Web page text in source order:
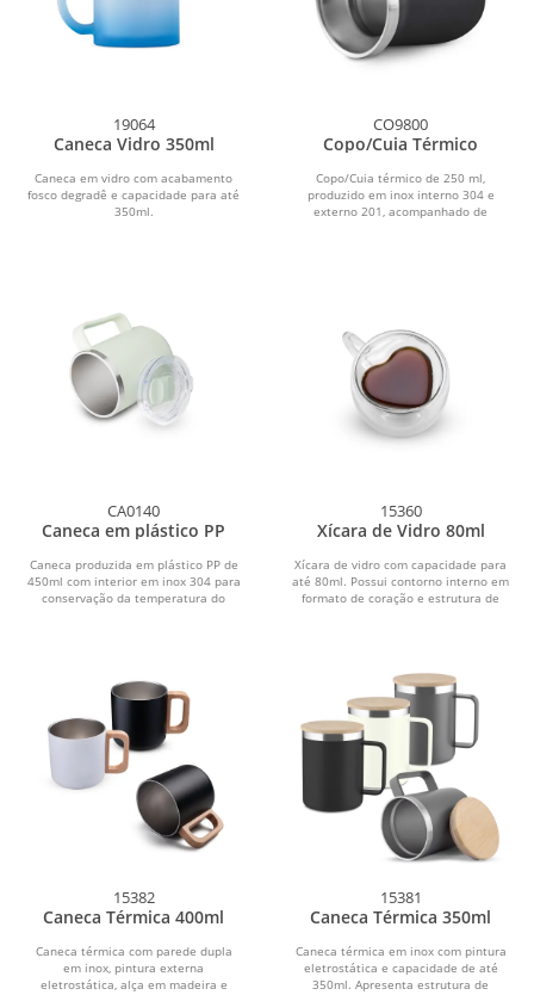
19064
Caneca Vidro 350ml
Caneca em vidro com acabamento
fosco degradê e capacidade para até
350ml.
CO9800
Copo/Cuia Térmico
Copo/Cuia térmico de 250 ml,
produzido em inox interno 304 e
externo 201, acompanhado de
CA0140
Caneca em plástico PP
Caneca produzida em plástico PP de
450ml com interior em inox 304 para
conservação da temperatura do
15360
Xícara de Vidro 80ml
Xícara de vidro com capacidade para
até 80ml. Possui contorno interno em
formato de coração e estrutura de
15382
Caneca Térmica 400ml
Caneca térmica com parede dupla
em inox, pintura externa
eletrostática, alça em madeira e
15381
Caneca Térmica 350ml
Caneca térmica em inox com pintura
eletrostática e capacidade de até
350ml. Apresenta estrutura de